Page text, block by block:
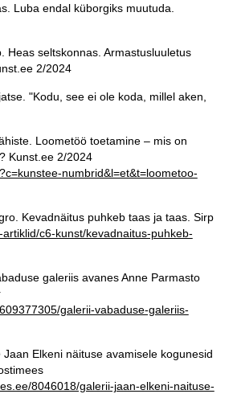
Luba endal küborgiks muutuda.
Heas seltskonnas. Armastusluuletus
2/2024
"Kodu, see ei ole koda, millel aken,
Loometöö toetamine – mis on
Kunst.ee 2/2024
numbrid&l=et&t=loometoo-
Kevadnäitus puhkeb taas ja taas. Sirp
c6-kunst/kevadnaitus-puhkeb-
galeriis avanes Anne Parmasto
galerii-vabaduse-galeriis-
Jaan Elkeni näituse avamisele kogunesid
8046018/galerii-jaan-elkeni-naituse-